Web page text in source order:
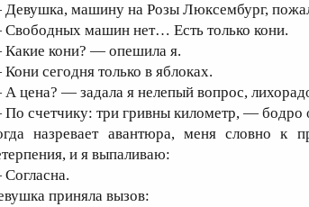
машину на Розы Люксембург,
машин нет… Есть только кони.
кони? — опешила я.
сегодня только в яблоках.
цена? — задала я нелепый вопрос,
счетчику: три гривны километр, — бодро
назревает авантюра, меня словно к
и я выпаливаю:
приняла вызов: